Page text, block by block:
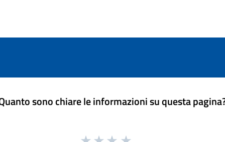
sono chiare le informazioni su questa